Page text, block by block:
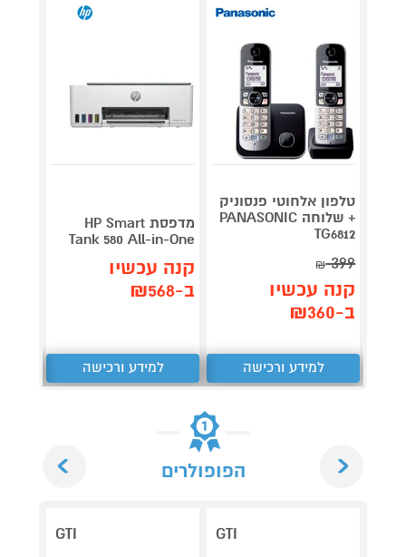
טלפון אלחוטי פנסוניק
+ שלוחה PANASONIC
TG6812
399
₪
קנה עכשיו
ב-₪360
למידע ורכישה
מדפסת HP Smart
Tank 580 All-in-One
קנה עכשיו
ב-₪568
למידע ורכישה
הפופולרים
GTI
GTI